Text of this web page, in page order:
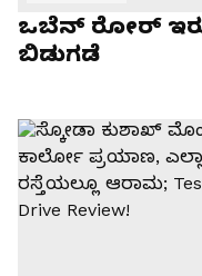
ಒಬೆನ್ ರೋರ್
ಬಿಡುಗಡೆ